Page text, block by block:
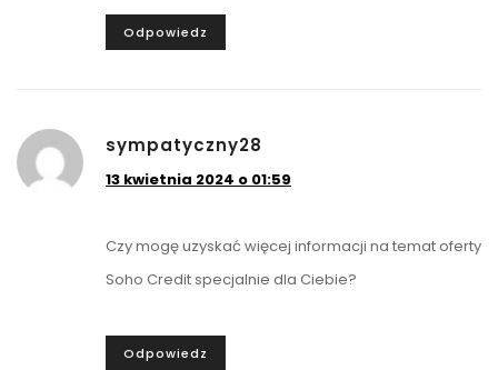
Odpowiedz
sympatyczny28
13 kwietnia 2024 o 01:59
Czy mogę uzyskać więcej informacji na temat oferty
Soho Credit specjalnie dla Ciebie?
Odpowiedz